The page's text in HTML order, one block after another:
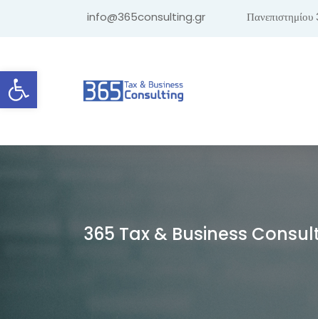
Ανοίξτε τη γραμμή εργαλείων
info@365consulting.gr
365 Tax & Business